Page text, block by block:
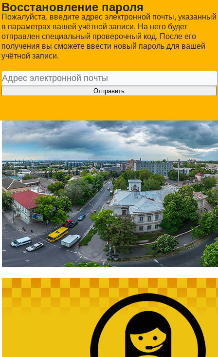
Восстановление пароля
Пожалуйста, введите адрес электронной почты, указанный
в параметрах вашей учётной записи. На него будет
отправлен специальный проверочный код. После его
получения вы сможете ввести новый пароль для вашей
учётной записи.
Отправить